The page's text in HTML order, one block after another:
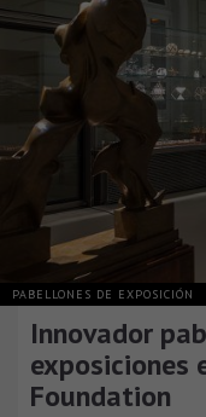
PABELLONES DE EXPOSICIÓN
Innovador
exposiciones
Foundation